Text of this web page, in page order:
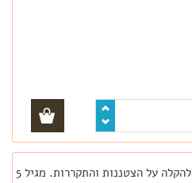
בריאול- שמן להקלה על הצטננות והתקררות. מגיל 5